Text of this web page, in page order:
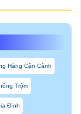
Hàng Cận Cảnh
Trộm
Đình